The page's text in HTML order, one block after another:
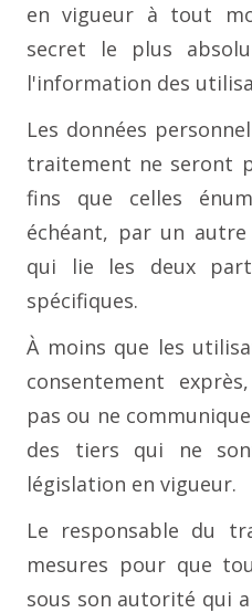
en vigueur à tout
secret le plus
l'information des
Les données
traitement ne seront
fins que celles
échéant, par un
qui lie les deux
spécifiques.
À moins que les
consentement
pas ou ne
des tiers qui ne
législation en vigueur.
Le responsable du
mesures pour que
sous son autorité qui a